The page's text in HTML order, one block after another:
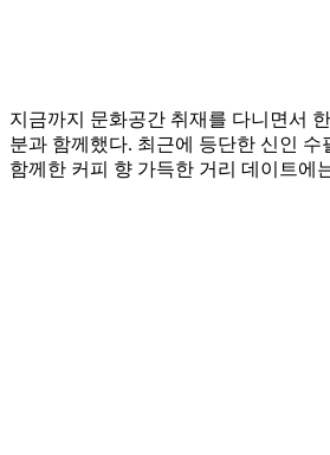
지금까지 문화공간 취재를 다니면서
분과 함께했다. 최근에 등단한 신인
함께한 커피 향 가득한 거리 데이트에